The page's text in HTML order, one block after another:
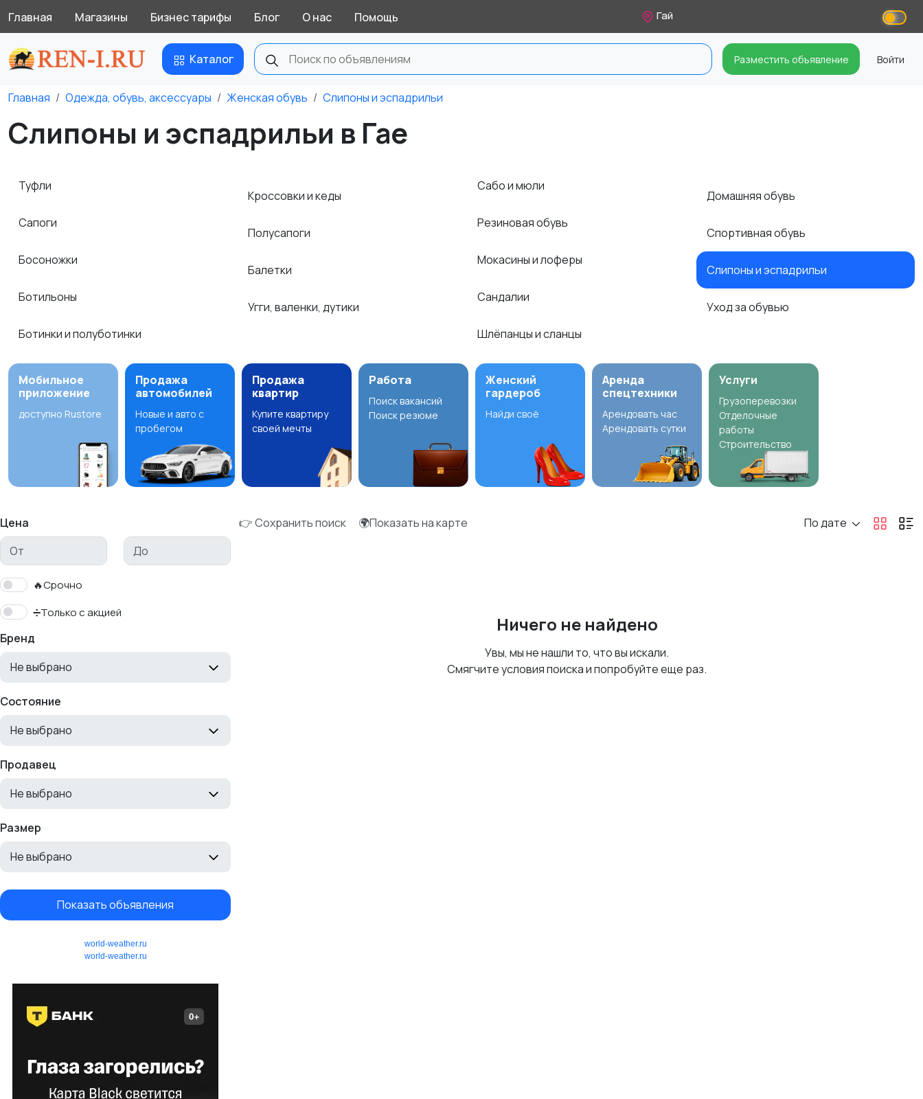
Главная Магазины Бизнес тарифы Блог О нас Помощь Гай
Каталог Разместить объявление Войти
Главная Одежда, обувь, аксессуары Женская обувь Слипоны и эспадрильи
Слипоны и эспадрильи в Гае
Туфли
Сапоги
Босоножки
Ботильоны
Ботинки и полуботинки
Кроссовки и кеды
Полусапоги
Балетки
Угги, валенки, дутики
Сабо и мюли
Резиновая обувь
Мокасины и лоферы
Сандалии
Шлёпанцы и сланцы
Домашняя обувь
Спортивная обувь
Слипоны и эспадрильи
Уход за обувью
Мобильное
приложение
доступно Rustore
Продажа
автомобилей
Новые и авто с
пробегом
Продажа
квартир
Купите квартиру
своей мечты
Работа
Поиск вакансий
Поиск резюме
Женский
гардероб
Найди своё
Аренда
спецтехники
Арендовать час
Арендовать сутки
Услуги
Грузоперевозки
Отделочные
работы
Строительство
Цена
🔥Срочно
➗Только с акцией
Бренд
Не выбрано
Состояние
Не выбрано
Продавец
Не выбрано
Размер
Не выбрано
Показать объявления
world-weather.ru
world-weather.ru
👉 Сохранить поиск 🌍Показать на карте По дате
Ничего не найдено
Увы, мы не нашли то, что вы искали.
Смягчите условия поиска и попробуйте еще раз.